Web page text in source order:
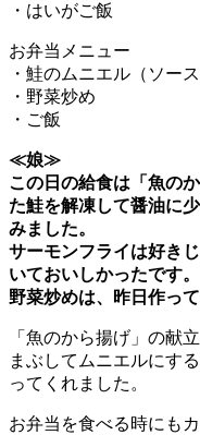
・はいがご飯
お弁当メニュー
・鮭のムニエル（ソース
・野菜炒め
・ご飯
≪娘≫
この日の給食は「魚の
た鮭を解凍して醤油に
みました。
サーモンフライは好き
いておいしかったです。
野菜炒めは、昨日作っ
「魚のから揚げ」の献
まぶしてムニエルにす
ってくれました。
お弁当を食べる時にも